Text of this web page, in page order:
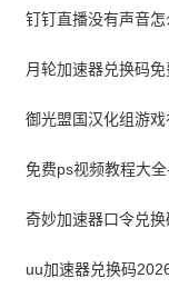
钉钉直播没有声音怎
御光盟国汉化组游